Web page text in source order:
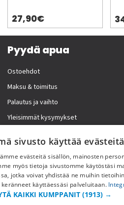
27,90€
Pyydä apua
Ostoehdot
Maksu & toimitus
Palautus ja vaihto
Yleisimmät kysymykset
Lisää meistä
Yritystiedot
sivusto käyttää evästeitä
evästeitä sisällön, mainosten
myös tietoja sivustomme käytöstäsi
jotka voivat yhdistää ne muihin
keränneet käyttäessäsi palveluitaan.
KAIKKI KUMPPANIT (1913) →